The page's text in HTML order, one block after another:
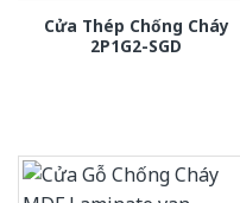
Cửa Thép Chống Cháy
2P1G2-SGD